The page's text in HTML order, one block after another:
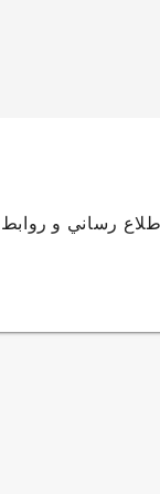
رساني و